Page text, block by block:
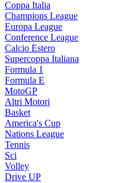
Coppa Italia
Champions League
Europa League
Conference League
Calcio Estero
Supercoppa Italiana
Formula 1
Formula E
MotoGP
Altri Motori
Basket
America's Cup
Nations League
Tennis
Sci
Volley
Drive UP